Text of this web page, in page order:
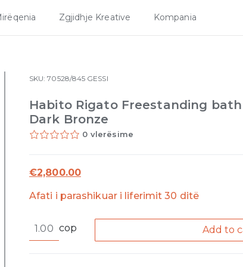
Zgjidhje Kreative Kompania
SKU:70528/845 GESSI
Habito Rigato Freestanding
Dark Bronze
0 vlerësime
€2,800.00
Afati i parashikuar i liferimit 30 ditë
Rigatocop Add to